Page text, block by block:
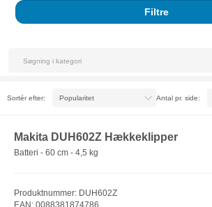
Filtre
Sortér efter: Antal pr. side:
Makita DUH602Z Hækkeklipper
Batteri - 60 cm - 4,5 kg
Produktnummer: DUH602Z
EAN: 0088381874786